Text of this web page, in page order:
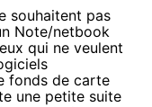
souhaitent pas
Note/netbook
qui ne veulent
fonds de carte
une petite suite